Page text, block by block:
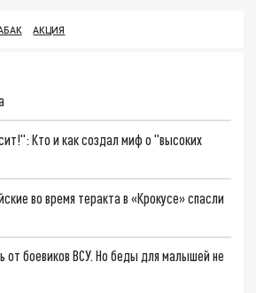
АКЦИЯ
Кто и как создал миф о "высоких
во время теракта в «Крокусе» спасли
от боевиков ВСУ. Но беды для малышей не